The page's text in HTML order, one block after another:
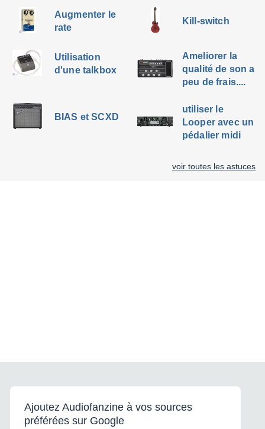
Augmenter le
rate
Kill-switch
Utilisation
d'une talkbox
Ameliorer la
qualité de son a
peu de frais....
BIAS et SCXD
utiliser le
Looper avec un
pédalier midi
voir toutes les astuces
Ajoutez Audiofanzine à vos sources
préférées sur Google